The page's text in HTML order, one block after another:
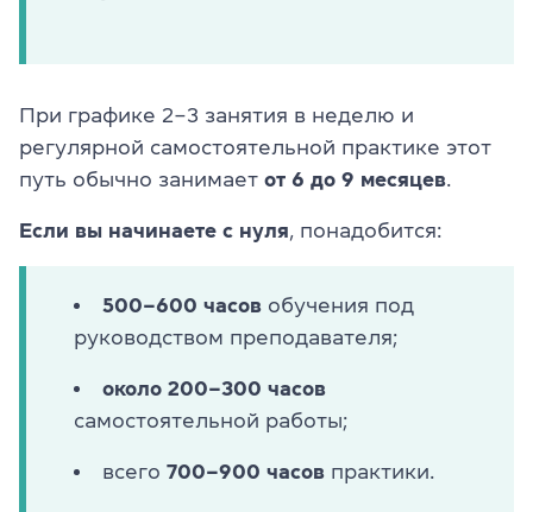
При графике 2–3 занятия в неделю и
регулярной самостоятельной практике этот
путь обычно занимает от 6 до 9 месяцев
Если вы начинаете с нуля , понадобится:
500–600 часов обучения под
руководством преподавателя;
около 200–300 часов
самостоятельной работы;
всего 700–900 часов практики.